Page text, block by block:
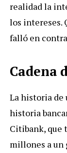
realidad la
los intereses.
falló en
Cadena
La historia de
historia
Citibank, que
millones a un